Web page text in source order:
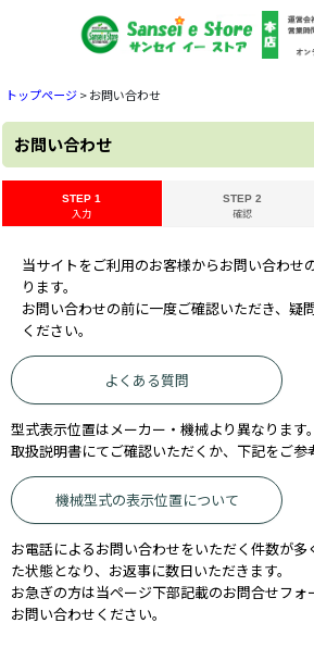
トップページ>お問い合わせ
お問い合わせ
STEP 1
入力
STEP 2
確認
当サイトをご利用のお客様からお問い合わせ
ります。
お問い合わせの前に一度ご確認いただき、疑
ください。
よくある質問
型式表示位置はメーカー・機械より異なります。
取扱説明書にてご確認いただくか、下記をご参
機械型式の表示位置について
お電話によるお問い合わせをいただく件数が多
た状態となり、お返事に数日いただきます。
お急ぎの方は当ページ下部記載のお問合せフォ
お問い合わせください。